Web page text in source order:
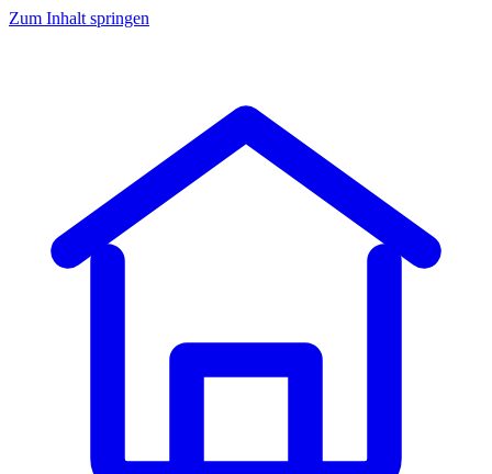
Zum Inhalt springen